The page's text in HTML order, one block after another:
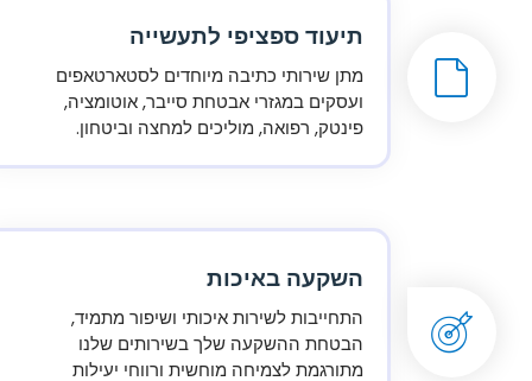
תיעוד ספציפי לתעשייה
מתן שירותי כתיבה מיוחדים לסטארטאפים
ועסקים במגזרי אבטחת סייבר, אוטומציה,
פינטק, רפואה, מוליכים למחצה וביטחון.
השקעה באיכות
התחייבות לשירות איכותי ושיפור מתמיד,
הבטחת ההשקעה שלך בשירותים שלנו
מתורגמת לצמיחה מוחשית ורווחי יעילות